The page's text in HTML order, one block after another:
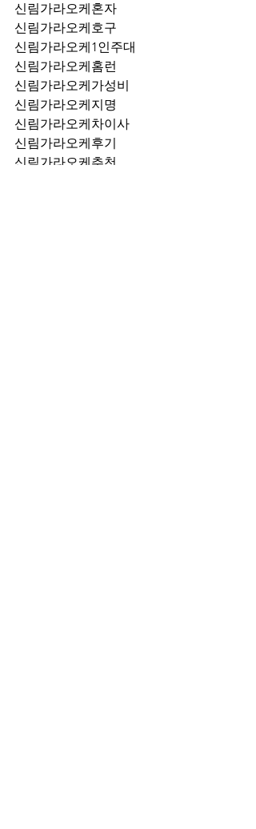
신림가라오케혼자
신림가라오케호구
신림가라오케1인주대
신림가라오케홈런
신림가라오케가성비
신림가라오케지명
신림가라오케차이사
신림가라오케후기
신림가라오케추천